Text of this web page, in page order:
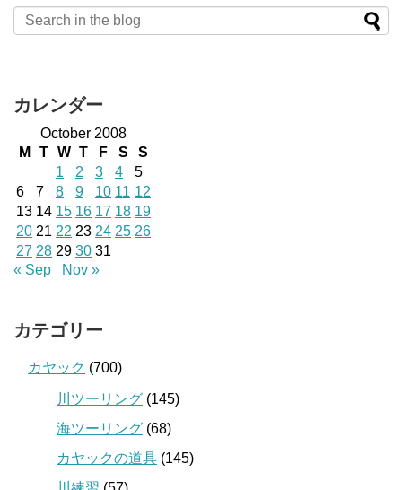
カレンダー
October 2008
M
T W T F S
S
1
2 3 4
5
6
7 8 9 10 11 12
13 14 15 16 17 18 19
20 21 22 23 24 25 26
27 28 29 30 31
« Sep
Nov »
カテゴリー
カヤック (700)
川ツーリング (145)
海ツーリング (68)
カヤックの道具 (145)